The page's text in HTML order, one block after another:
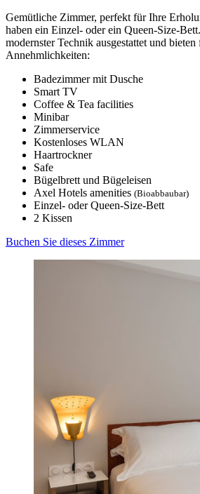
Gemütliche Zimmer, perfekt für Ihre
haben ein Einzel- oder ein Queen-Size-
modernster Technik ausgestattet und bieten
Annehmlichkeiten:
Badezimmer mit Dusche
Smart TV
Coffee & Tea facilities
Minibar
Zimmerservice
Kostenloses WLAN
Haartrockner
Safe
Bügelbrett und Bügeleisen
Axel Hotels amenities (Bioabbaubar)
Einzel- oder Queen-Size-Bett
2 Kissen
Buchen Sie dieses Zimmer